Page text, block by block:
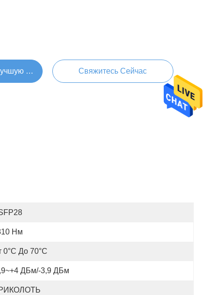
Цену Свяжитесь Сейчас
Нм
0°C До 70°C
ДБм/-3,9 ДБм